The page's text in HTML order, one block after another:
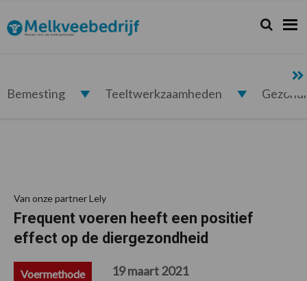
de
hoofdnavigatie
de
hoofd
de
eerste
de
voettekst
Melkveebedrijf.nl Zoeken...
Zoek
Bemesting Teeltwerkzaamheden
Van onze partner Lely
Frequent voeren heeft een positief
effect op de diergezondheid
Voermethode 19 maart 2021